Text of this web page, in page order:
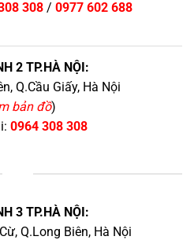
308/ 0977 602 688
2 TP.HÀ NỘI:
Q.Cầu Giấy, Hà Nội
bản đồ)
0964 308 308
3 TP.HÀ NỘI:
Q.Long Biên, Hà Nội